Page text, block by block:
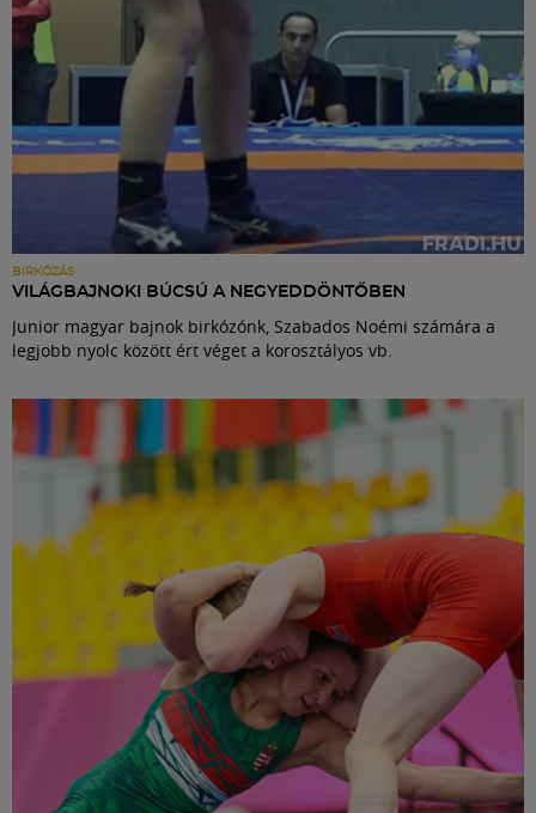
BIRKÓZÁS
VILÁGBAJNOKI BÚCSÚ A NEGYEDDÖNTŐBEN
Junior magyar bajnok birkózónk, Szabados Noémi számára a
legjobb nyolc között ért véget a korosztályos vb.
Meccscenter
Klub
Szolgáltatások
Shop
Közösség
Múzeum
English